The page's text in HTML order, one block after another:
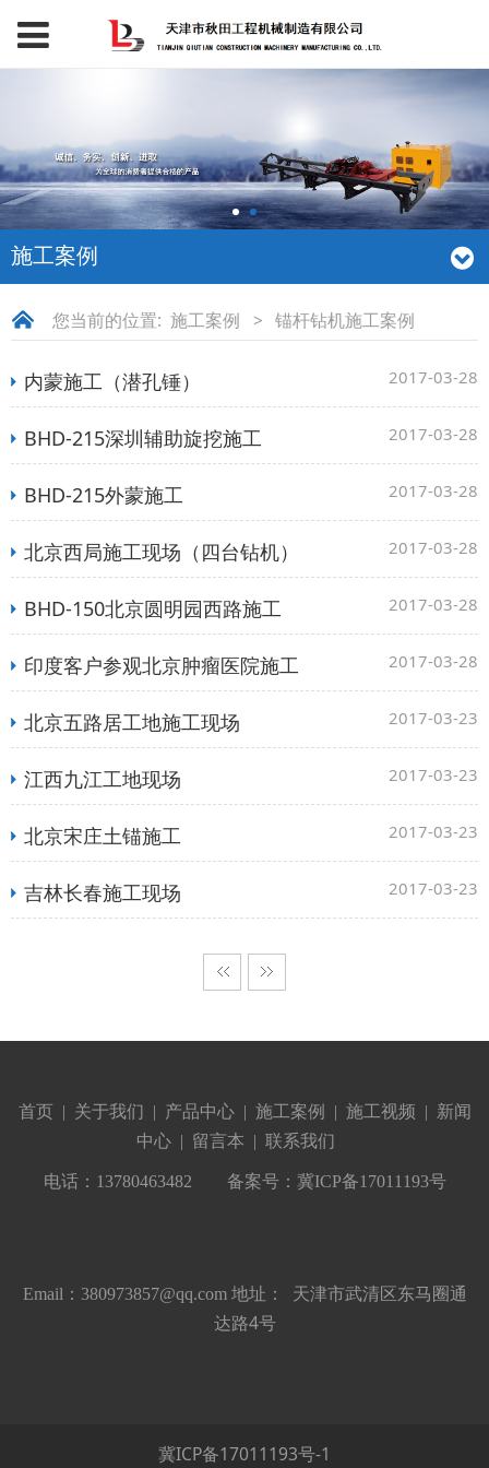
施工案例
您当前的位置: 施工案例 > 锚杆钻机施工案例
内蒙施工（潜孔锤） 2017-03-28
BHD-215深圳辅助旋挖施工 2017-03-28
BHD-215外蒙施工 2017-03-28
北京西局施工现场（四台钻机） 2017-03-28
BHD-150北京圆明园西路施工 2017-03-28
印度客户参观北京肿瘤医院施工 2017-03-28
北京五路居工地施工现场 2017-03-23
江西九江工地现场 2017-03-23
北京宋庄土锚施工 2017-03-23
吉林长春施工现场 2017-03-23
首页| 关于我们 | 产品中心| 施工案例 | 施工视频 | 新闻
中心 | 留言本 | 联系我们
电话：13780463482 备案号： 冀ICP备17011193号
Email：380973857@qq.com 地址：
天津市武清区东马圈通
达路4号
冀ICP备17011193号-1